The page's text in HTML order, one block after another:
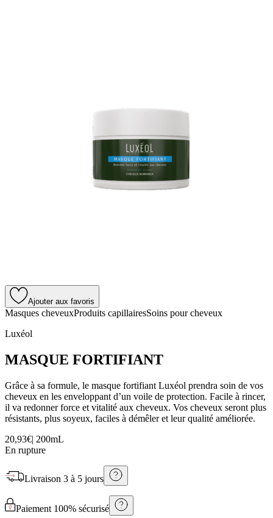
Ajouter aux favoris
Masques cheveuxProduits capillairesSoins pour cheveux
Luxéol
MASQUE FORTIFIANT
Grâce à sa formule, le masque fortifiant Luxéol prendra soin de vos
cheveux en les enveloppant d’un voile de protection. Facile à rincer,
il va redonner force et vitalité aux cheveux. Vos cheveux seront plus
résistants, plus soyeux, faciles à démêler et leur qualité améliorée.
20,93€| 200mL
En rupture
Livraison 3 à 5 jours
Paiement 100% sécurisé